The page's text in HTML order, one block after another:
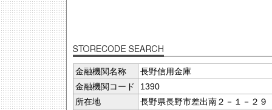
金融機関名称
長野信用金庫
金融機関コード
1390
所在地
長野県長野市差出南２－１－２９